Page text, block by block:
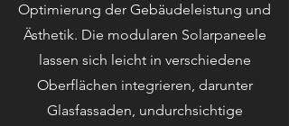
Optimierung der Gebäudeleistung und
Ästhetik. Die modularen Solarpaneele
lassen sich leicht in verschiedene
Oberflächen integrieren, darunter
Glasfassaden, undurchsichtige